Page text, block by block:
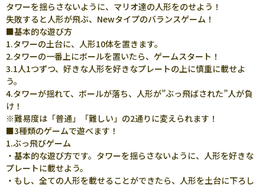
タワーを揺らさないように、マリオ達の人形をのせよう！
失敗すると人形が飛ぶ、Newタイプのバランスゲーム！
■基本的な遊び方
1.タワーの土台に、人形10体を置きます。
2.タワーの一番上にボールを置いたら、ゲームスタート！
3.1人1つずつ、好きな人形を好きなプレートの上に慎重に載せよ
う。
4.タワーが揺れて、ボールが落ち、人形が”ぶっ飛ばされた”人が負
け！
※難易度は「普通」「難しい」の2通りに変えられます！
■3種類のゲームで遊べます！
1.ぶっ飛びゲーム
・基本的な遊び方です。タワーを揺らさないように、人形を好きな
プレートに載せよう。
・もし、全ての人形を載せることができたら、人形を土台に下ろし